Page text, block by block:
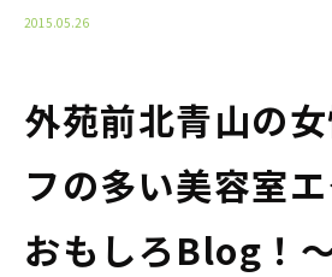
2015.05.26
外苑前北青山の
フの多い美容室
おもしろBlog！